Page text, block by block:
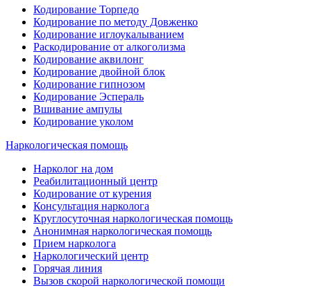
Кодирование Торпедо
Кодирование по методу Довженко
Кодирование иглоукалыванием
Раскодирование от алкоголизма
Кодирование аквилонг
Кодирование двойной блок
Кодирование гипнозом
Кодирование Эспераль
Вшивание ампулы
Кодирование уколом
Наркологическая помощь
Нарколог на дом
Реабилитационный центр
Кодирование от курения
Консультация нарколога
Круглосуточная наркологическая помощь
Анонимная наркологическая помощь
Прием нарколога
Наркологический центр
Горячая линия
Вызов скорой наркологической помощи